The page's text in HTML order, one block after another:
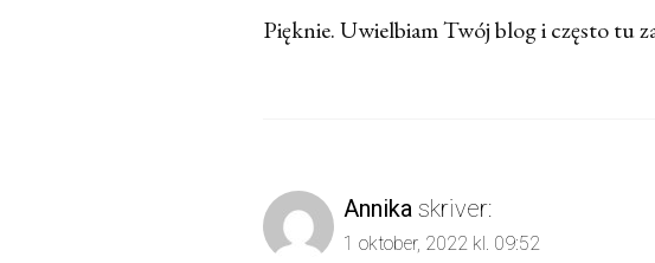
Pięknie. Uwielbiam Twój blog i często tu
Annika skriver:
1 oktober, 2022 kl. 09:52